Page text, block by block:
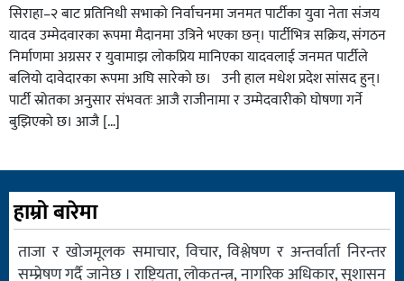
सिराहा–२ बाट प्रतिनिधी सभाको निर्वाचनमा जनमत पार्टीका युवा नेता संजय
यादव उम्मेदवारका रूपमा मैदानमा उत्रिने भएका छन्। पार्टीभित्र सक्रिय, संगठन
निर्माणमा अग्रसर र युवामाझ लोकप्रिय मानिएका यादवलाई जनमत पार्टीले
बलियो दावेदारका रूपमा अघि सारेको छ। उनी हाल मधेश प्रदेश सांसद हुन्।
पार्टी स्रोतका अनुसार संभवतः आजै राजीनामा र उम्मेदवारीको घोषणा गर्ने
बुझिएको छ। आजै […]
हाम्रो बारेमा
ताजा र खोजमूलक समाचार, विचार, विश्लेषण र अन्तर्वार्ता निरन्तर
सम्प्रेषण गर्दै जानेछ । राष्ट्रियता, लोकतन्त्र, नागरिक अधिकार, सुशासन